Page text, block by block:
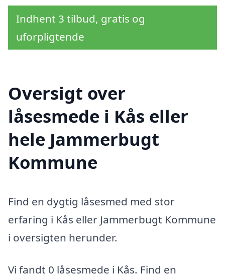
Indhent 3 tilbud, gratis og
uforpligtende
Oversigt over
låsesmede i Kås eller
hele Jammerbugt
Kommune
Find en dygtig låsesmed med stor
erfaring i Kås eller Jammerbugt Kommune
i oversigten herunder.
Vi fandt 0 låsesmede i Kås. Find en